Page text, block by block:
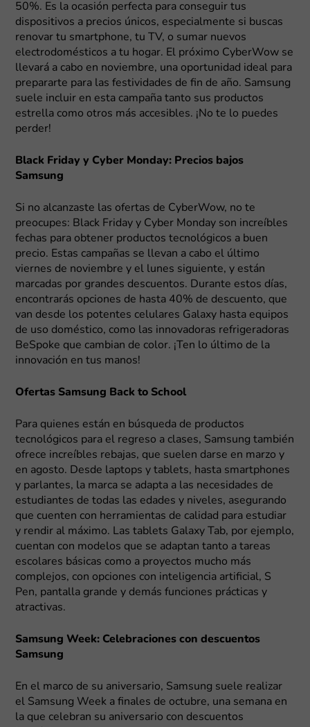
50%. Es la ocasión perfecta para conseguir tus
dispositivos a precios únicos, especialmente si buscas
renovar tu smartphone, tu TV, o sumar nuevos
electrodomésticos a tu hogar. El próximo CyberWow se
llevará a cabo en noviembre, una oportunidad ideal para
prepararte para las festividades de fin de año. Samsung
suele incluir en esta campaña tanto sus productos
estrella como otros más accesibles. ¡No te lo puedes
perder!
Black Friday y Cyber Monday: Precios bajos
Samsung
Si no alcanzaste las ofertas de CyberWow, no te
preocupes: Black Friday y Cyber Monday son increíbles
fechas para obtener productos tecnológicos a buen
precio. Estas campañas se llevan a cabo el último
viernes de noviembre y el lunes siguiente, y están
marcadas por grandes descuentos. Durante estos días,
encontrarás opciones de hasta 40% de descuento, que
van desde los potentes celulares Galaxy hasta equipos
de uso doméstico, como las innovadoras refrigeradoras
BeSpoke que cambian de color. ¡Ten lo último de la
innovación en tus manos!
Ofertas Samsung Back to School
Para quienes están en búsqueda de productos
tecnológicos para el regreso a clases, Samsung también
ofrece increíbles rebajas, que suelen darse en marzo y
en agosto. Desde laptops y tablets, hasta smartphones
y parlantes, la marca se adapta a las necesidades de
estudiantes de todas las edades y niveles, asegurando
que cuenten con herramientas de calidad para estudiar
y rendir al máximo. Las tablets Galaxy Tab, por ejemplo,
cuentan con modelos que se adaptan tanto a tareas
escolares básicas como a proyectos mucho más
complejos, con opciones con inteligencia artificial, S
Pen, pantalla grande y demás funciones prácticas y
atractivas.
Samsung Week: Celebraciones con descuentos
Samsung
En el marco de su aniversario, Samsung suele realizar
el Samsung Week a finales de octubre, una semana en
la que celebran su aniversario con descuentos